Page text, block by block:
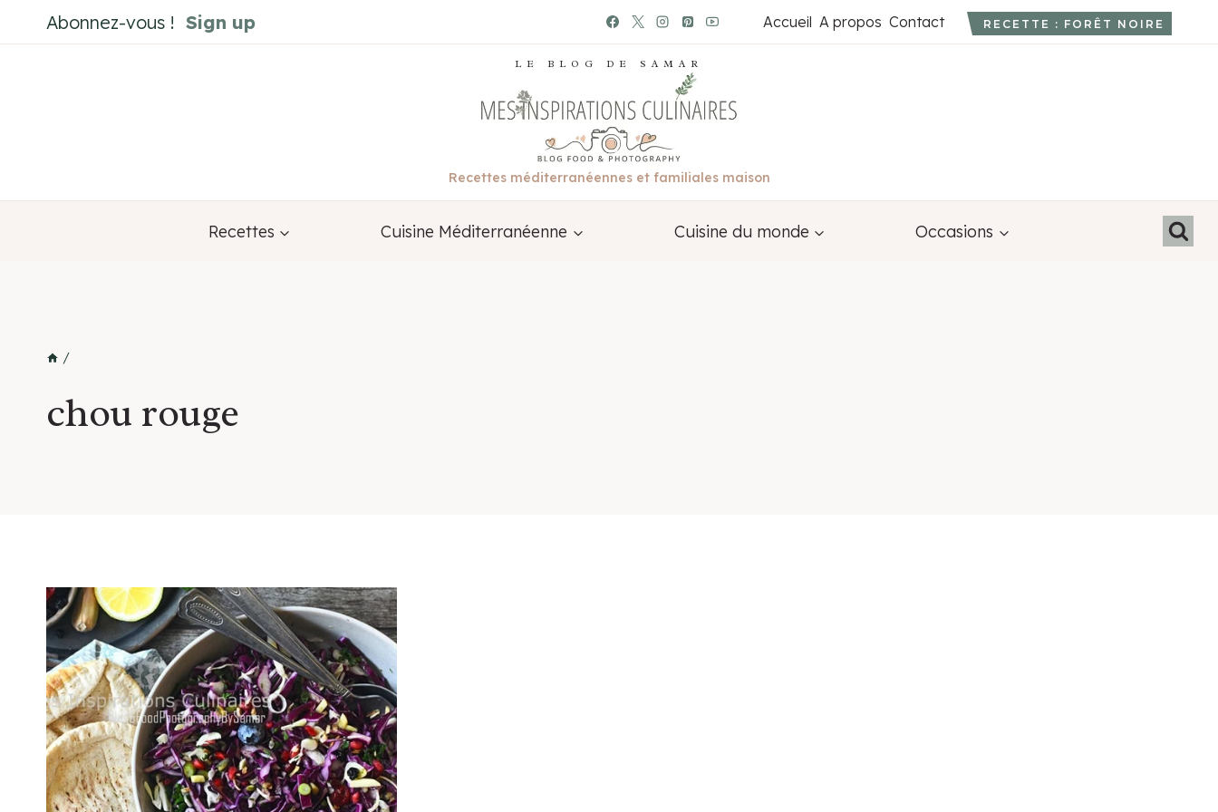
au
Abonnez-vous ! Sign up Accueil A propos Contact RECETTE : FORÊT NOIRE
LE BLOG DE SAMAR
Recettes méditerranéennes et familiales maison
Recettes Cuisine Méditerranéenne Cuisine du monde Occasions
/
chou rouge